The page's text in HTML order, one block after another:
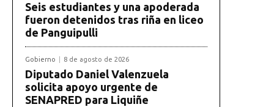
Seis estudiantes y una apoderada
fueron detenidos tras riña en liceo
de Panguipulli
Gobierno 8 de agosto de 2026
Diputado Daniel Valenzuela
solicita apoyo urgente de
SENAPRED para Liquiñe